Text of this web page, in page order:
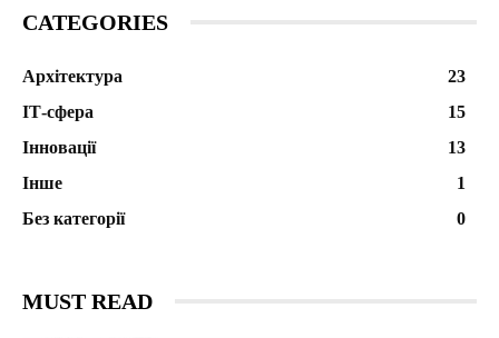
CATEGORIES
Архітектура
23
ІТ-сфера
15
Інновації
13
Інше
1
Без категорії
0
MUST READ